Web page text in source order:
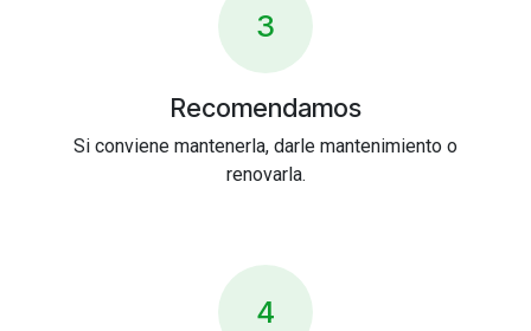
3
Recomendamos
Si conviene mantenerla, darle mantenimiento o
renovarla.
4